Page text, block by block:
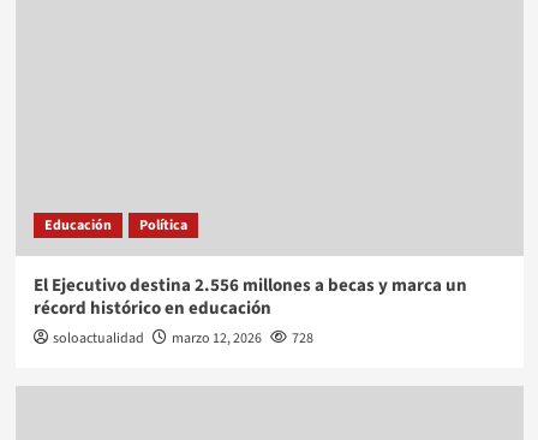
Educación Política
El Ejecutivo destina 2.556 millones a becas y marca un
récord histórico en educación
soloactualidad marzo 12, 2026 728